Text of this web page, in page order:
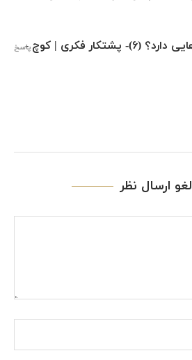
متفکر نقاد چه ویژگی هایی دارد؟ (۶)- پشتکار فکری | کوچ -پاسخ
لغو ارسال نظر